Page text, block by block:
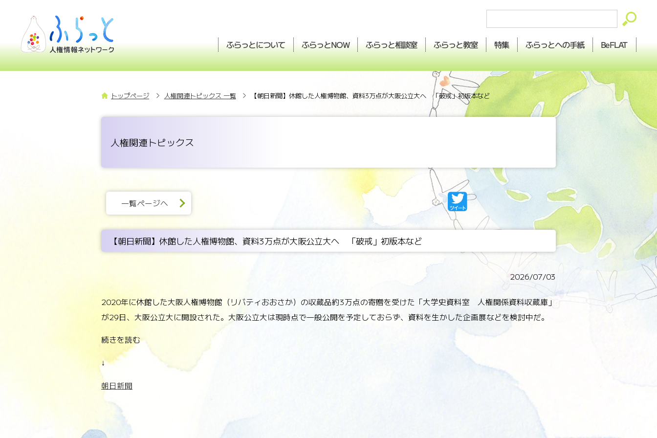
ふらっとについて ふらっとNOW ふらっと相談室 ふらっと教室 特集 ふらっとへの手紙 BeFLAT
トップページ 人権関連トピックス 一覧 【朝日新聞】休館した人権博物館、資料3万点が大阪公立大へ 「破戒」初版本など
人権関連トピックス
一覧ページへ
【朝日新聞】休館した人権博物館、資料3万点が大阪公立大へ 「破戒」初版本など
2026/07/03
2020年に休館した大阪人権博物館（リバティおおさか）の収蔵品約3万点の寄贈を受けた「大学史資料室 人権関係資料収蔵庫」
が29日、大阪公立大に開設された。大阪公立大は現時点で一般公開を予定しておらず、資料を生かした企画展などを検討中だ。
続きを読む
↓
朝日新聞